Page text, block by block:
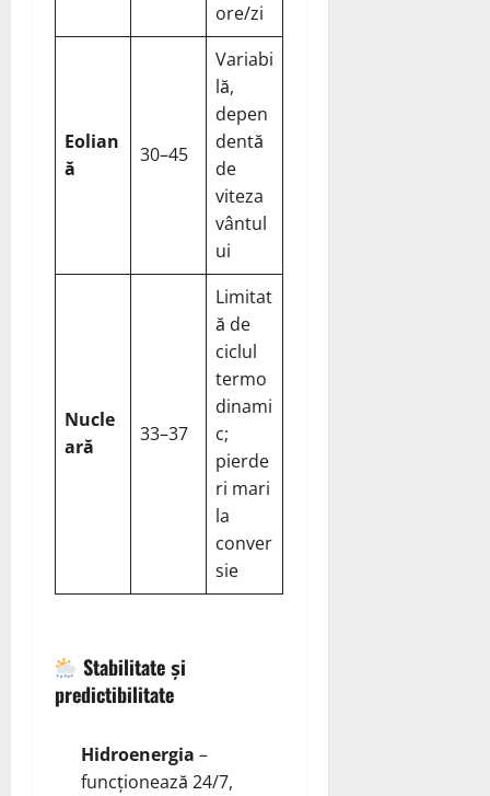
ore/zi
Eolian
ă
30–45
Variabi
lă,
depen
dentă
de
viteza
vântul
ui
Nucle
ară
33–37
Limitat
ă de
ciclul
termo
dinami
c;
pierde
ri mari
la
conver
sie
Stabilitate și
predictibilitate
Hidroenergia –
funcționează 24/7,